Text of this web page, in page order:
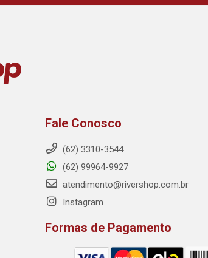
Fale Conosco
(62) 3310-3544
(62) 99964-9927
atendimento@rivershop.com.br
Instagram
Formas de Pagamento